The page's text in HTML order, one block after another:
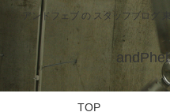
アンドフェブ の スタッフブログ
TOP